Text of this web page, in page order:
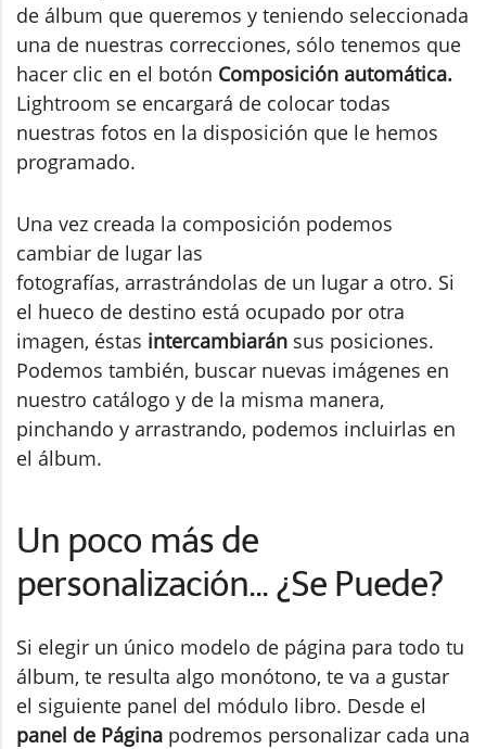
de álbum que queremos y teniendo seleccionada
una de nuestras correcciones, sólo tenemos que
hacer clic en el botón Composición automática.
Lightroom se encargará de colocar todas
nuestras fotos en la disposición que le hemos
programado.
Una vez creada la composición podemos
cambiar de lugar las
fotografías, arrastrándolas de un lugar a otro. Si
el hueco de destino está ocupado por otra
imagen, éstas intercambiarán sus posiciones.
Podemos también, buscar nuevas imágenes en
nuestro catálogo y de la misma manera,
pinchando y arrastrando, podemos incluirlas en
el álbum.
Un poco más de
personalización... ¿Se Puede?
Si elegir un único modelo de página para todo tu
álbum, te resulta algo monótono, te va a gustar
el siguiente panel del módulo libro. Desde el
panel de Página podremos personalizar cada una